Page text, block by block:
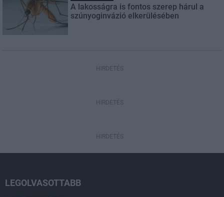
A lakosságra is fontos szerep hárul a
szúnyoginvázió elkerülésében
HIRDETÉS
HIRDETÉS
HIRDETÉS
LEGOLVASOTTABB